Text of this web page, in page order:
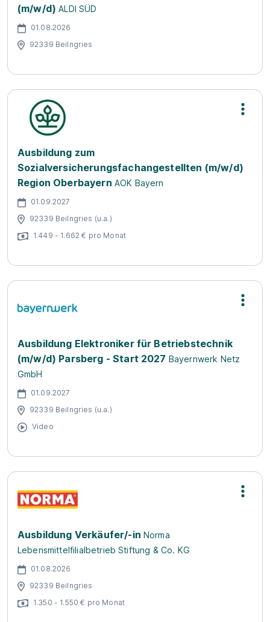
(m/w/d) ALDI SÜD
01.08.2026
92339 Beilngries
Ausbildung zum
Sozialversicherungsfachangestellten (m/w/d)
Region Oberbayern AOK Bayern
01.09.2027
92339 Beilngries (u.a.)
1.449 - 1.662 € pro Monat
Ausbildung Elektroniker für Betriebstechnik
(m/w/d) Parsberg - Start 2027 Bayernwerk Netz
GmbH
01.09.2027
92339 Beilngries (u.a.)
Video
Ausbildung Verkäufer/-in Norma
Lebensmittelfilialbetrieb Stiftung & Co. KG
01.08.2026
92339 Beilngries
1.350 - 1.550 € pro Monat